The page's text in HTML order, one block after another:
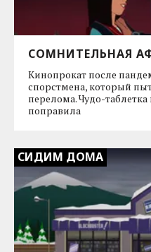
СОМНИТЕЛЬНАЯ
Кинопрокат после
спорстмена, который
перелома. Чудо-
поправила
СИДИМ ДОМА